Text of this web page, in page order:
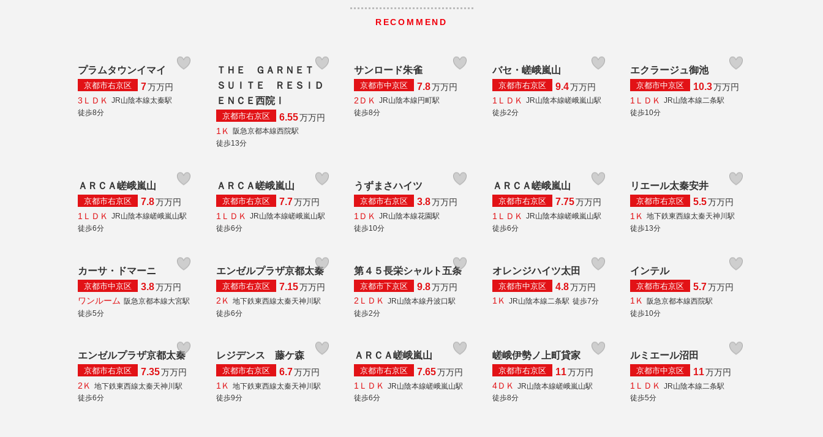
RECOMMEND
プラムタウンイマイ
京都市右京区 7万万円
3ＬＤＫ
JR山陰本線太秦駅
徒歩8分
ＴＨＥ ＧＡＲＮＥＴ
ＳＵＩＴＥ ＲＥＳＩＤ
ＥＮＣＥ西院Ⅰ
京都市右京区 6.55万万円
1Ｋ
阪急京都本線西院駅
徒歩13分
サンロード朱雀
京都市中京区 7.8万万円
2ＤＫ
JR山陰本線円町駅
徒歩8分
バセ・嵯峨嵐山
京都市右京区 9.4万万円
1ＬＤＫ
JR山陰本線嵯峨嵐山駅
徒歩2分
エクラージュ御池
京都市中京区 10.3万万円
1ＬＤＫ
JR山陰本線二条駅
徒歩10分
ＡＲＣＡ嵯峨嵐山
京都市右京区 7.8万万円
1ＬＤＫ
JR山陰本線嵯峨嵐山駅
徒歩6分
ＡＲＣＡ嵯峨嵐山
京都市右京区 7.7万万円
1ＬＤＫ
JR山陰本線嵯峨嵐山駅
徒歩6分
うずまさハイツ
京都市右京区 3.8万万円
1ＤＫ
JR山陰本線花園駅
徒歩10分
ＡＲＣＡ嵯峨嵐山
京都市右京区 7.75万万円
1ＬＤＫ
JR山陰本線嵯峨嵐山駅
徒歩6分
リエール太秦安井
京都市右京区 5.5万万円
1Ｋ
地下鉄東西線太秦天神川駅
徒歩13分
カーサ・ドマーニ
京都市中京区 3.8万万円
ワンルーム 阪急京都本線大宮駅
徒歩5分
エンゼルプラザ京都太秦
京都市右京区 7.15万万円
2Ｋ 地下鉄東西線太秦天神川駅
徒歩6分
第４５長栄シャルト五条
京都市下京区 9.8万万円
2ＬＤＫ JR山陰本線丹波口駅
徒歩2分
オレンジハイツ太田
京都市中京区 4.8万万円
1Ｋ JR山陰本線二条駅 徒歩7分
インテル
京都市右京区 5.7万万円
1Ｋ 阪急京都本線西院駅
徒歩10分
エンゼルプラザ京都太秦
京都市右京区 7.35万万円
2Ｋ
地下鉄東西線太秦天神川駅
徒歩6分
レジデンス 藤ケ森
京都市右京区 6.7万万円
1Ｋ
地下鉄東西線太秦天神川駅
徒歩9分
ＡＲＣＡ嵯峨嵐山
京都市右京区 7.65万万円
1ＬＤＫ
JR山陰本線嵯峨嵐山駅
徒歩6分
嵯峨伊勢ノ上町貸家
京都市右京区 11万万円
4ＤＫ
JR山陰本線嵯峨嵐山駅
徒歩8分
ルミエール沼田
京都市中京区 11万万円
1ＬＤＫ
JR山陰本線二条駅
徒歩5分